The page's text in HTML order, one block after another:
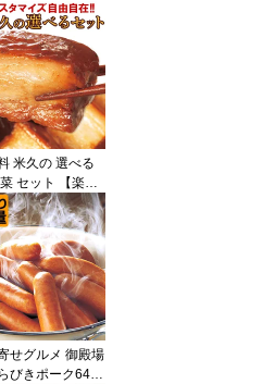
セット 送料無
わせ セット 豚
煮込み 豚ひれ肉
トポーク ハンバ
んご お中元 ギ
元 の おためし
せ グルメ ご飯
べ物 実用的 人
おつまみ
米久の 選べる
セット 【楽天
】 詰め合わせ
んご カレー ハ
エビチリ ピザ
スタマイズ お
グルメ ご飯のお
ギフト 敬老の
ー の お試し 食
用的 人気 おかず
オードブル
せグルメ 御殿場
びきポーク640g